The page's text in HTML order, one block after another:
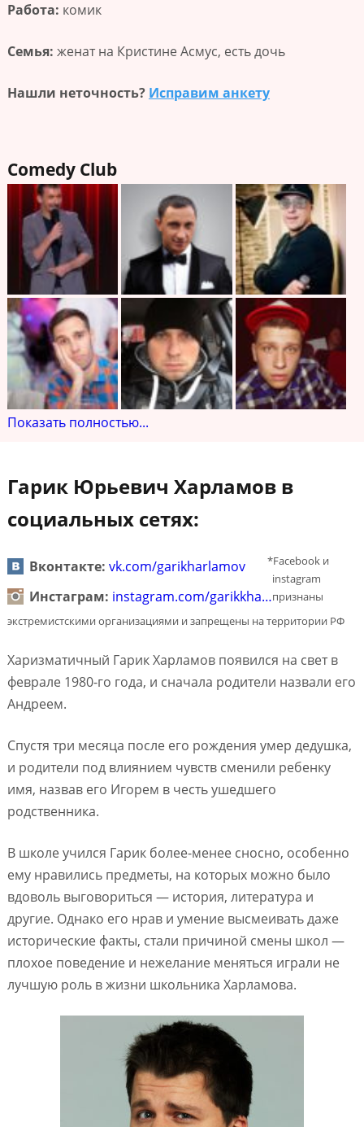
Работа: комик
Семья: женат на Кристине Асмус, есть дочь
Нашли неточность? Исправим анкету
Comedy Club
Показать полностью...
Гарик Юрьевич Харламов в
социальных сетях:
Вконтакте: vk.com/garikharlamov
Инстаграм: instagram.com/garikkha…
*Facebook и
instagram
признаны
экстремистскими организациями и запрещены на территории РФ
Харизматичный Гарик Харламов появился на свет в
феврале 1980-го года, и сначала родители назвали его
Андреем.
Спустя три месяца после его рождения умер дедушка,
и родители под влиянием чувств сменили ребенку
имя, назвав его Игорем в честь ушедшего
родственника.
В школе учился Гарик более-менее сносно, особенно
ему нравились предметы, на которых можно было
вдоволь выговориться — история, литература и
другие. Однако его нрав и умение высмеивать даже
исторические факты, стали причиной смены школ —
плохое поведение и нежелание меняться играли не
лучшую роль в жизни школьника Харламова.